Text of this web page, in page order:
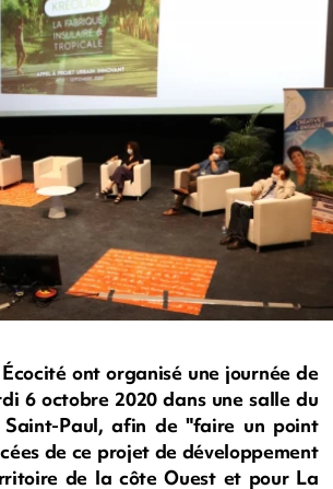
ont organisé une journée de
6 octobre 2020 dans une salle du
Saint-Paul, afin de "faire un point
de ce projet de développement
de la côte Ouest et pour La